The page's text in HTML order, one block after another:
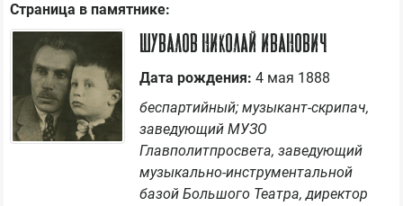
Страница в памятнике:
Шувалов Николай Иванович
Дата рождения: 4 мая 1888
беспартийный; музыкант-скрипач,
заведующий МУЗО
Главполитпросвета, заведующий
музыкально-инструментальной
базой Большого Театра, директор